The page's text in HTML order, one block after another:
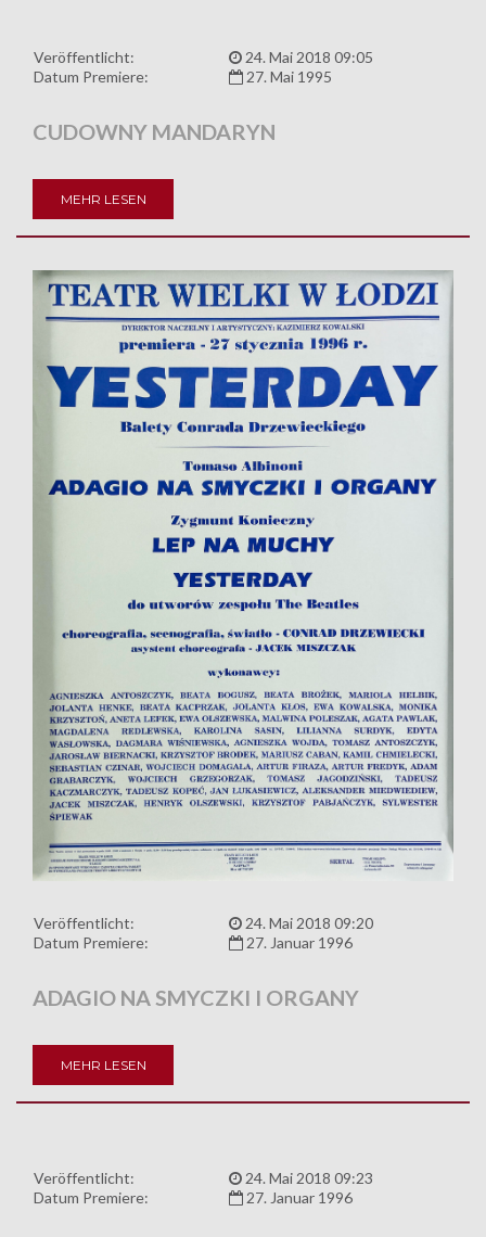
Veröffentlicht:
24. Mai 2018 09:05
Datum Premiere:
27. Mai 1995
CUDOWNY MANDARYN
MEHR LESEN
Veröffentlicht:
24. Mai 2018 09:20
Datum Premiere:
27. Januar 1996
ADAGIO NA SMYCZKI I ORGANY
MEHR LESEN
Veröffentlicht:
24. Mai 2018 09:23
Datum Premiere:
27. Januar 1996